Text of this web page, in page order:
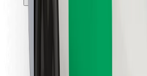
Για επιβάτες
Για τους οδηγούς
Bolt Food